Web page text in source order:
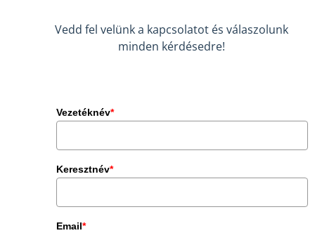
Vedd fel velünk a kapcsolatot és válaszolunk
minden kérdésedre!
Vezetéknév*
Keresztnév*
Email*